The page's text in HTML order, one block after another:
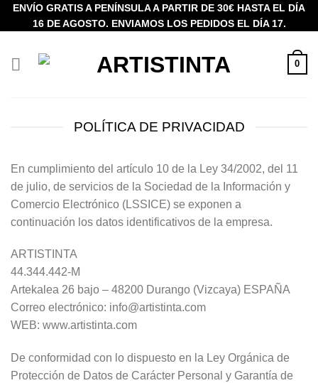
SaltarENVÍO GRATIS A PENÍNSULA A PARTIR DE 30€ HASTA EL DÍA
16 DE AGOSTO. ENVIAMOS LOS PEDIDOS EL DÍA 17.
0
POLÍTICA DE PRIVACIDAD
En cumplimiento del artículo 10 de la Ley 34/2002, del 11
de julio, de servicios de la Sociedad de la Información y
Comercio Electrónico (LSSICE) se exponen a
continuación los datos identificativos de la empresa.
ARTISTINTA
44.344.442-M
Artekalea 26 bajo – 48200 Durango (Vizcaya) ESPAÑA
Correo electrónico: info@artistinta.com
WEB: www.artistinta.com
De conformidad con lo dispuesto en la Ley Orgánica de
Protección de Datos de Carácter Personal y Garantía de